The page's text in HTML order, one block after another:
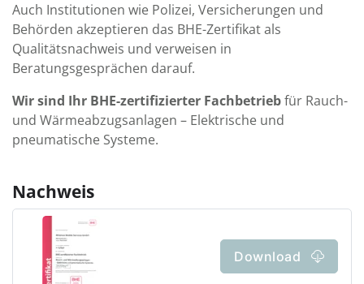
Auch Institutionen wie Polizei, Versicherungen und
Behörden akzeptieren das BHE-Zertifikat als
Qualitätsnachweis und verweisen in
Beratungsgesprächen darauf.
Wir sind Ihr BHE-zertifizierter Fachbetriebfür Rauch-
und Wärmeabzugsanlagen – Elektrische und
pneumatische Systeme.
Nachweis
Download